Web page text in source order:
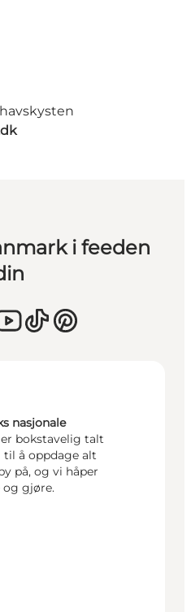
i feeden
nasjonale
bokstavelig talt
til å oppdage alt
på, og vi håper
og gjøre.